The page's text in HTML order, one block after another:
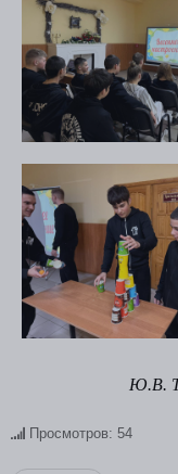
Ю.В.
Просмотров: 54